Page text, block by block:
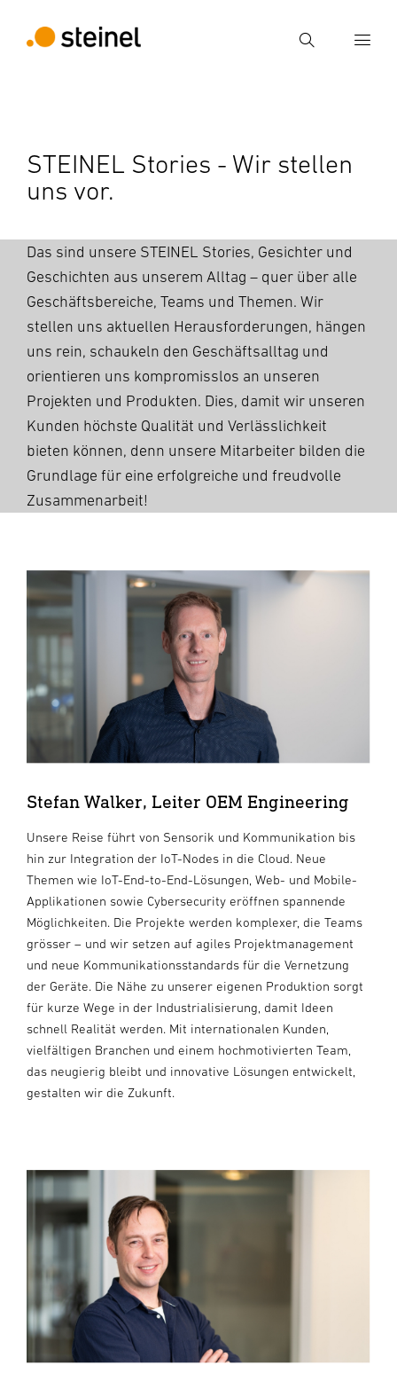
Suche
STEINEL Stories - Wir stellen
uns vor.
Das sind unsere STEINEL Stories, Gesichter und
Geschichten aus unserem Alltag – quer über alle
Geschäftsbereiche, Teams und Themen. Wir
stellen uns aktuellen Herausforderungen, hängen
uns rein, schaukeln den Geschäftsalltag und
orientieren uns kompromisslos an unseren
Projekten und Produkten. Dies, damit wir unseren
Kunden höchste Qualität und Verlässlichkeit
bieten können, denn unsere Mitarbeiter bilden die
Grundlage für eine erfolgreiche und freudvolle
Zusammenarbeit!
Stefan Walker, Leiter OEM Engineering
Unsere Reise führt von Sensorik und Kommunikation bis
hin zur Integration der IoT-Nodes in die Cloud. Neue
Themen wie IoT-End-to-End-Lösungen, Web- und Mobile-
Applikationen sowie Cybersecurity eröffnen spannende
Möglichkeiten. Die Projekte werden komplexer, die Teams
grösser – und wir setzen auf agiles Projektmanagement
und neue Kommunikationsstandards für die Vernetzung
der Geräte. Die Nähe zu unserer eigenen Produktion sorgt
für kurze Wege in der Industrialisierung, damit Ideen
schnell Realität werden. Mit internationalen Kunden,
vielfältigen Branchen und einem hochmotivierten Team,
das neugierig bleibt und innovative Lösungen entwickelt,
gestalten wir die Zukunft.